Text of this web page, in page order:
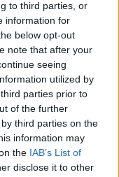
to third parties, or
information for
below opt-out
note that after your
seeing
utilized by
parties prior to
of the further
third parties on the
information may
the IAB’s List of
disclose it to other
knygos buvo jo